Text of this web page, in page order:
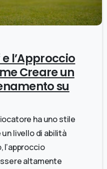
0
l’Approccio
Creare un
su
ha uno stile
livello di abilità
l’approccio
altamente